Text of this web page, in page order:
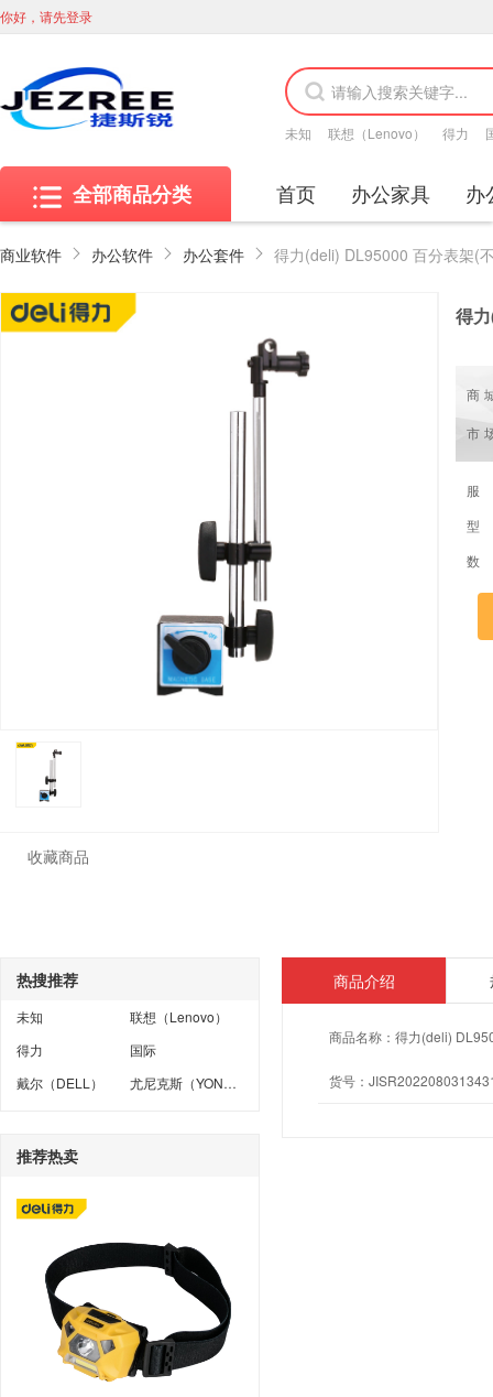
你好，请先登录
未知 联想（Lenovo） 得力
全部商品分类 首页 办公家具 办
商业软件 办公软件 办公套件
收藏商品
得
商
市
服
型
数
热搜推荐
未知
联想（Lenovo）
得力
国际
戴尔（DELL）
尤尼克斯（YONEX）
推荐热卖
商品介绍
商品名称： 得力(deli)
货号：